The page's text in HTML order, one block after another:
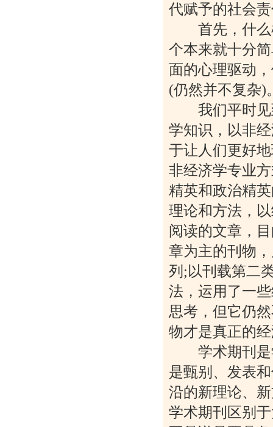
代赋予的社会
首先，什么
个本来就十分
面的心理驱动
(仍然并不复杂)
我们平时见
学知识，以非
于让人们更好
非经济学专业
精英和政治精
理论和方法，
阅读的文章，
章为主的刊物
列;以刊载第二
法，运用了一
思考，但它仍
物才是真正的
学术期刊是
是甄别、发表
沿的新理论、
学术期刊区别